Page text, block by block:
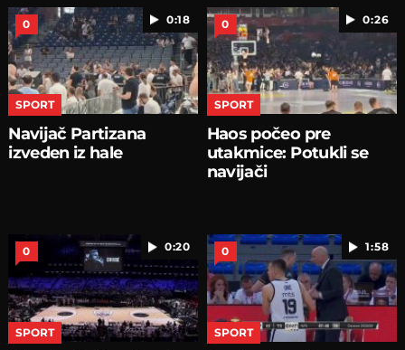
0:18
0
SPORT
Navijač Partizana
izveden iz hale
0:26
0
SPORT
Haos počeo pre
utakmice: Potukli se
navijači
0:20
0
SPORT
1:58
0
SPORT